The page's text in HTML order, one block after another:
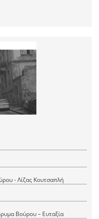
- Λίζας Κουτσαπλή
Βούρου – Ευταξία